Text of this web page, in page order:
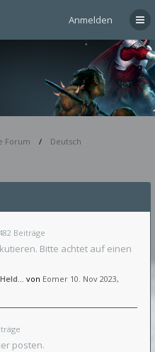
Anmelden
Forum
Deutsch
Beiträge
Bitte achtet auf einen
von Eomer 10. Nov 2023,
posten.